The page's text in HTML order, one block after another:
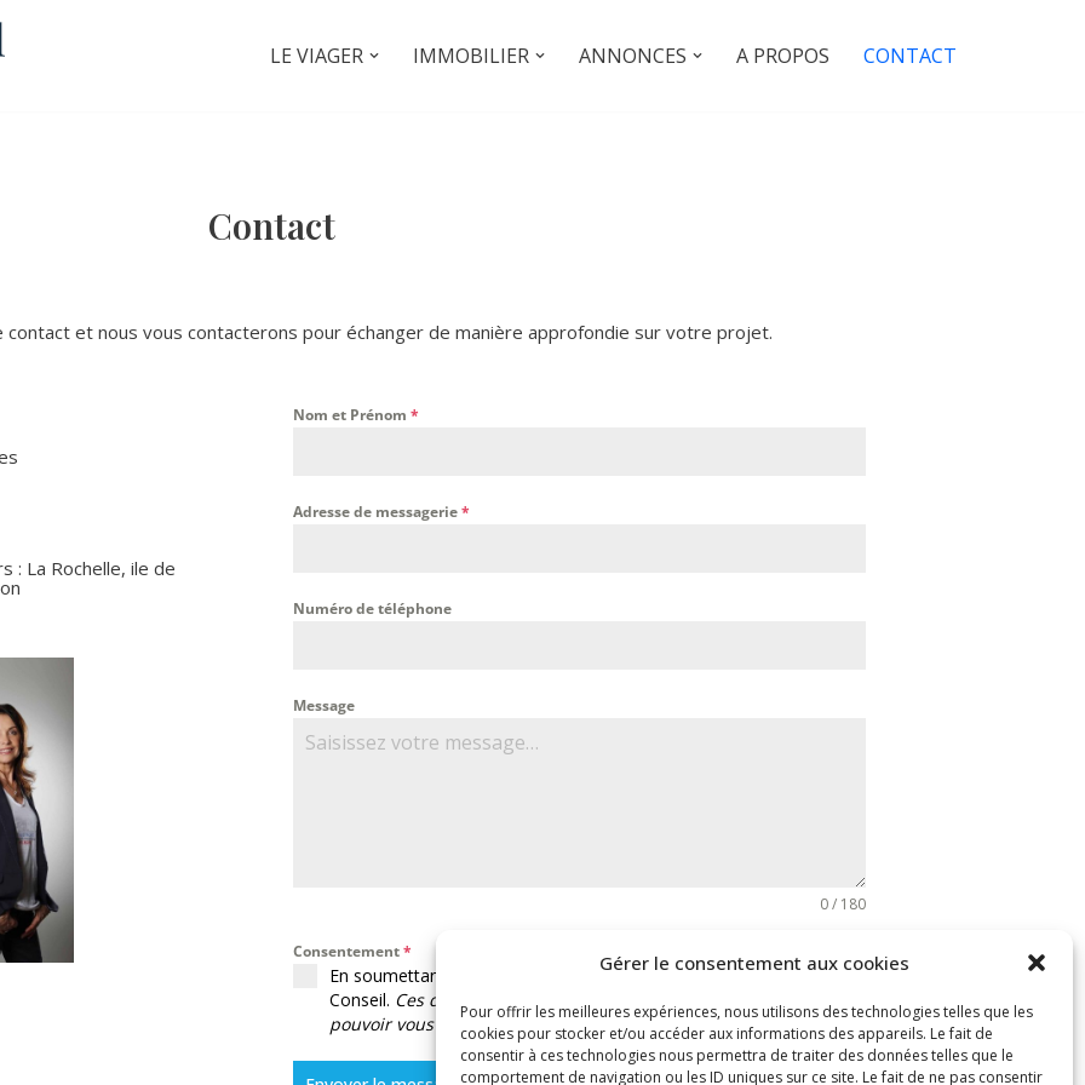
Gérer le consentement aux cookies
Pour offrir les meilleures expériences, nous utilisons des technologies telles que les
cookies pour stocker et/ou accéder aux informations des appareils. Le fait de
consentir à ces technologies nous permettra de traiter des données telles que le
comportement de navigation ou les ID uniques sur ce site. Le fait de ne pas consentir
LE VIAGER IMMOBILIER ANNONCES A PROPOS CONTACT
Contact
contact et nous vous contacterons pour échanger de manière approfondie sur votre projet.
: La Rochelle, ile de
Nom et Prénom*
Adresse de messagerie*
Numéro de téléphone
Message
0 / 180
Consentement*
En soumettant le formulaire j’accepte d’être contacté par Dany Petit
Conseil. Ces données sont collectées uniquement dans le but de
pouvoir vous contacter suite à votre demande.